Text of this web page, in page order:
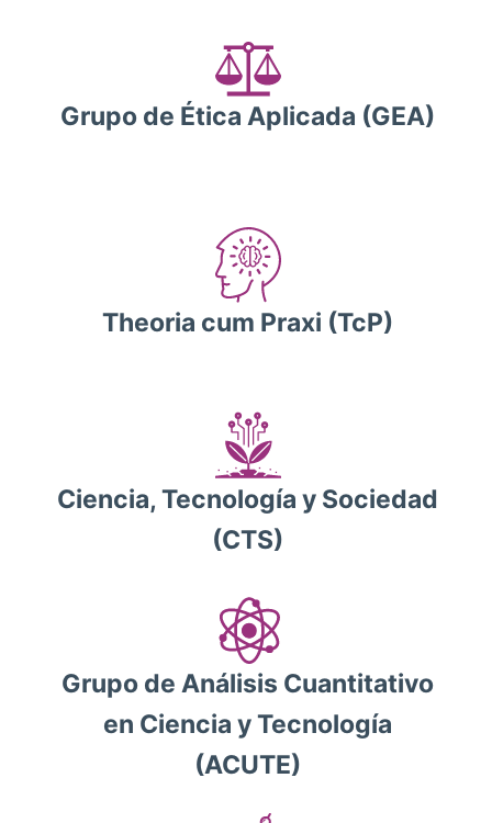
Grupo de Ética Aplicada (GEA)
Theoria cum Praxi (TcP)
Ciencia, Tecnología y Sociedad
(CTS)
Grupo de Análisis Cuantitativo
en Ciencia y Tecnología
(ACUTE)